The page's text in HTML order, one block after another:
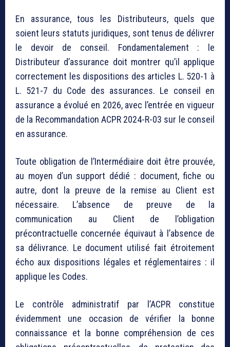
En assurance, tous les Distributeurs, quels que
soient leurs statuts juridiques, sont tenus de délivrer
le devoir de conseil. Fondamentalement : le
Distributeur d’assurance doit montrer qu’il applique
correctement les dispositions des articles L. 520-1 à
L. 521-7 du Code des assurances. Le conseil en
assurance a évolué en 2026, avec l’entrée en vigueur
de la Recommandation ACPR 2024-R-03 sur le conseil
en assurance.
Toute obligation de l’Intermédiaire doit être prouvée,
au moyen d’un support dédié : document, fiche ou
autre, dont la preuve de la remise au Client est
nécessaire. L’absence de preuve de la
communication au Client de l’obligation
précontractuelle concernée équivaut à l’absence de
sa délivrance. Le document utilisé fait étroitement
écho aux dispositions légales et réglementaires : il
applique les Codes.
Le contrôle administratif par l’ACPR constitue
évidemment une occasion de vérifier la bonne
connaissance et la bonne compréhension de ces